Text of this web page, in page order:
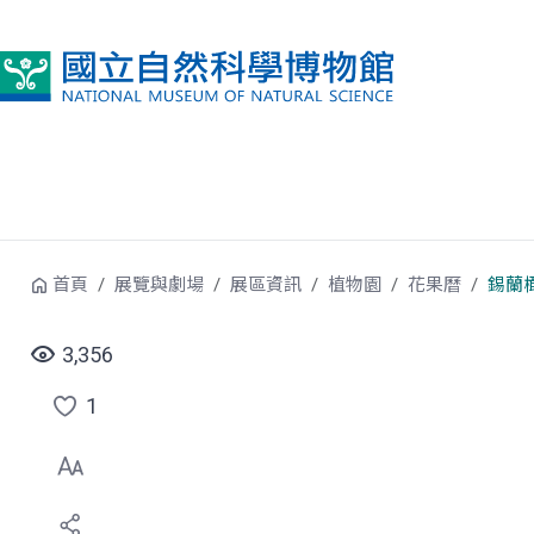
首頁 展覽與劇場 展區資訊 植物園 花果曆 錫蘭
3,356
點
選
喜
1